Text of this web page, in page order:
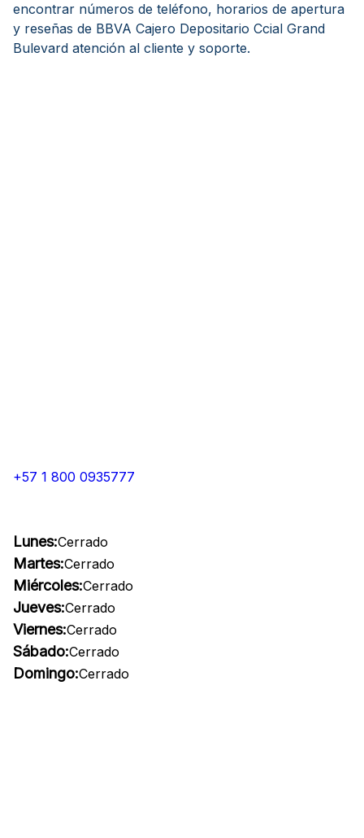
encontrar números de teléfono, horarios de apertura
y reseñas de BBVA Cajero Depositario Ccial Grand
Bulevard atención al cliente y soporte.
+57 1 800 0935777
Lunes:Cerrado
Martes:Cerrado
Miércoles:Cerrado
Jueves:Cerrado
Viernes:Cerrado
Sábado:Cerrado
Domingo:Cerrado